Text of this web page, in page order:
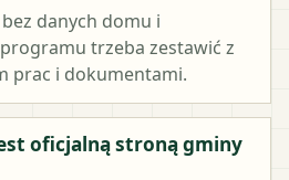
danych domu i
trzeba zestawić z
prac i dokumentami.
oficjalną stroną gminy